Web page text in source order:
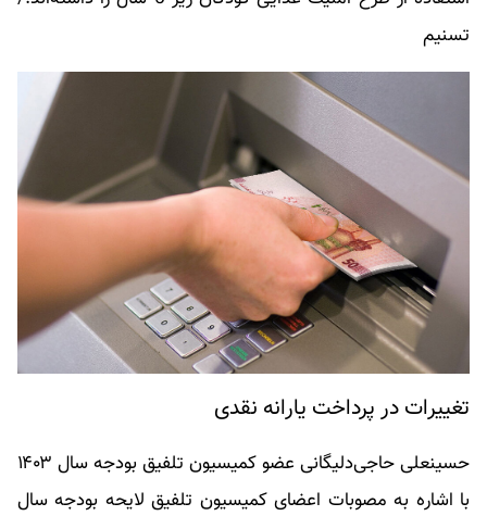
تسنیم
تغییرات در پرداخت یارانه نقدی
حسینعلی حاجی‌دلیگانی عضو کمیسیون تلفیق بودجه سال ۱۴۰۳
با اشاره به مصوبات اعضای کمیسیون تلفیق لایحه بودجه سال